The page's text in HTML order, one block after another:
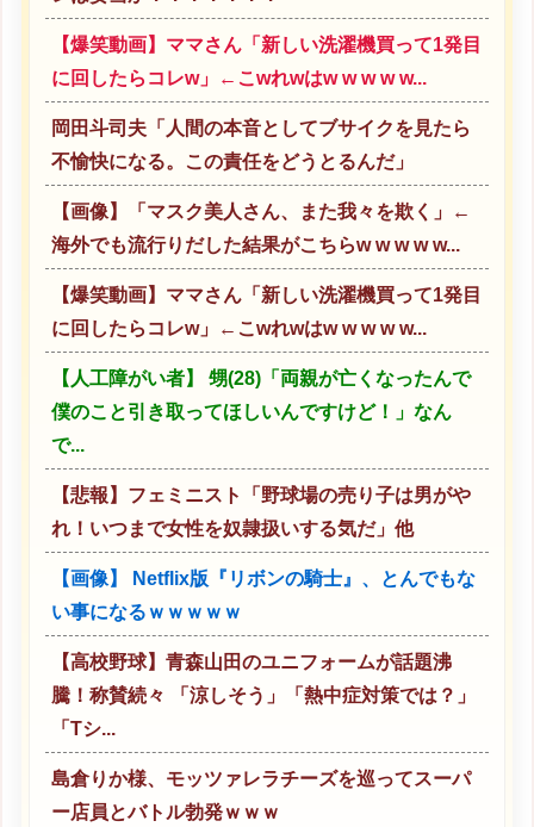
【爆笑動画】ママさん「新しい洗濯機買って1発目
に回したらコレw」←こwれwはw w w w w...
岡田斗司夫「人間の本音としてブサイクを見たら
不愉快になる。この責任をどうとるんだ」
【画像】「マスク美人さん、また我々を欺く」←
海外でも流行りだした結果がこちらw w w w w...
【爆笑動画】ママさん「新しい洗濯機買って1発目
に回したらコレw」←こwれwはw w w w w...
【人工障がい者】 甥(28)「両親が亡くなったんで
僕のこと引き取ってほしいんですけど！」なん
で...
【悲報】フェミニスト「野球場の売り子は男がや
れ！いつまで女性を奴隷扱いする気だ」他
【画像】 Netflix版『リボンの騎士』、とんでもな
い事になるｗｗｗｗｗ
【高校野球】青森山田のユニフォームが話題沸
騰！称賛続々 「涼しそう」「熱中症対策では？」
「Tシ...
島倉りか様、モッツァレラチーズを巡ってスーパ
ー店員とバトル勃発ｗｗｗ